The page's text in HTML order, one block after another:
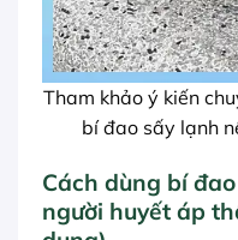
Tham khảo ý kiến
bí đao sấy lạnh
Cách dùng bí
người huyết áp